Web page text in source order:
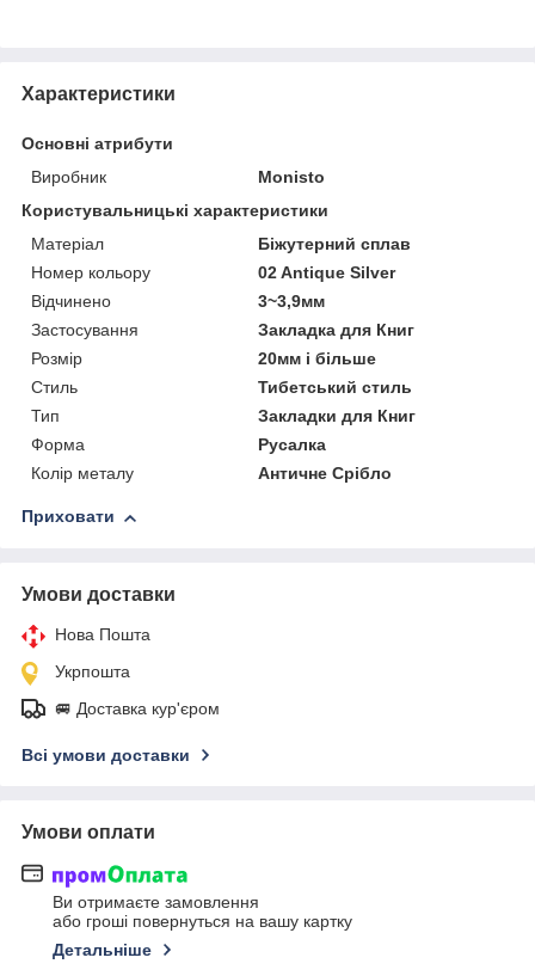
Характеристики
Основні атрибути
Виробник
Monisto
Користувальницькі характеристики
Матеріал
Біжутерний сплав
Номер кольору
02 Antique Silver
Відчинено
3~3,9мм
Застосування
Закладка для Книг
Розмір
20мм і більше
Стиль
Тибетський стиль
Тип
Закладки для Книг
Форма
Русалка
Колір металу
Античне Срібло
Приховати
Умови доставки
Нова Пошта
Укрпошта
🚐 Доставка кур'єром
Всі умови доставки
Умови оплати
Ви отримаєте замовлення
або гроші повернуться на вашу картку
Детальніше